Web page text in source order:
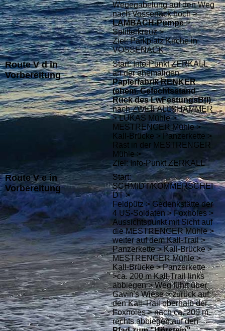
Wegegabelung auf den Weg
nach Vossenack hoch >
LAMBACH-Pumpe>
Splitterkreuz >
Ziel: Parkplatz Kirche in
VOSSENACK
Route V d in
Vorbereitung
Start: Info-Punkt ZERKALL
an der ehemaligen
Papierfabrik RENKER
(ehem. Gefechtsstand
Rück des LwFestungsBtl)
nach ZWEIFALLSHAMMER
> LUKAS Mühle >
MESTRENGER Mühle >
Kall-Brücke > Panzerkette >
Rast in der MESTRENGER
Mühle >
Ziel: Info-Punkt ZERKALL
Route V e in
Vorbereitung
Start:
SCHMIDT/KOMMERSCHEI
DT >
Feldpütz > Gedenkstätte der
4 US-Soldaten > Foxholes >
Aussichtspunkt mit Sicht auf
die MESTRENGER Mühle >
weiter auf dem Kall-Trail >
Panzerkette > Kall-Brücke >
MESTRENGER Mühle >
Kall-Brücke > Panzerkette
>ca. 200 m Kall-Trail links
abbiegen > Weg führt über
Gavin's Wiese > zurück auf
den Kall-Trail oberhalb der
Foxholes > nach ca. 200 m
rechts abbiegen auf den